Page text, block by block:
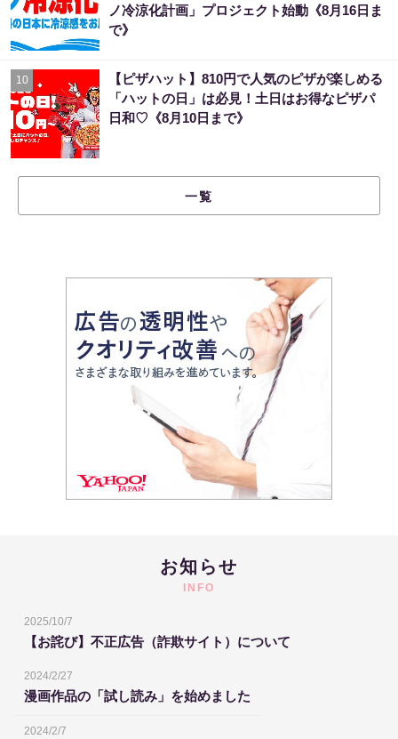
ノ冷涼化計画」プロジェクト始動《8月16日ま
で》
10
【ピザハット】810円で人気のピザが楽しめる
「ハットの日」は必見！土日はお得なピザパ
日和♡《8月10日まで》
一覧
お知らせ
INFO
2025/10/7
【お詫び】不正広告（詐欺サイト）について
2024/2/27
漫画作品の「試し読み」を始めました
2024/2/7